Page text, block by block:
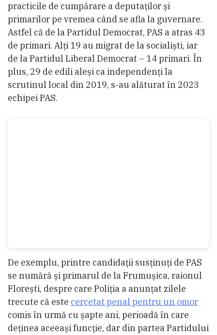
practicile de cumpărare a deputaților și
primarilor pe vremea când se afla la guvernare.
Astfel că de la Partidul Democrat, PAS a atras 43
de primari. Alți 19 au migrat de la socialiști, iar
de la Partidul Liberal Democrat – 14 primari. În
plus, 29 de edili aleși ca independenți la
scrutinul local din 2019, s-au alăturat în 2023
echipei PAS.
De exemplu, printre candidații susținuți de PAS
se numără și primarul de la Frumușica, raionul
Florești, despre care Poliția a anunțat zilele
trecute că este cercetat penal pentru un omor
comis în urmă cu șapte ani, perioadă în care
deținea aceeași funcție, dar din partea Partidului